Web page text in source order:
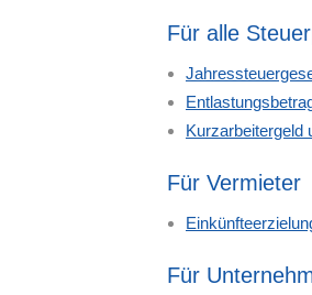
Für alle
Kurzarbeitergeld
Für Vermieter
Für